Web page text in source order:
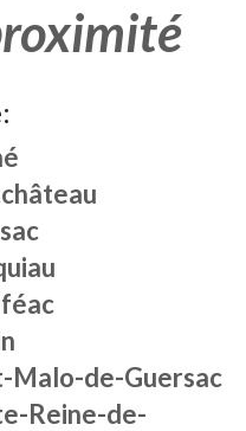
Malo-de-Guersac
Reine-de-